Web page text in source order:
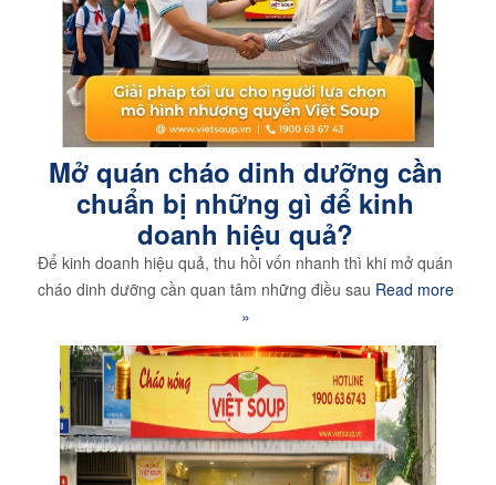
Mở quán cháo dinh dưỡng cần
chuẩn bị những gì để kinh
doanh hiệu quả?
Để kinh doanh hiệu quả, thu hồi vốn nhanh thì khi mở quán
cháo dinh dưỡng cần quan tâm những điều sau Read more
»